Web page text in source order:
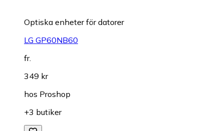
Optiska enheter för datorer
LG GP60NB60
fr.
349 kr
hos Proshop
+3 butiker